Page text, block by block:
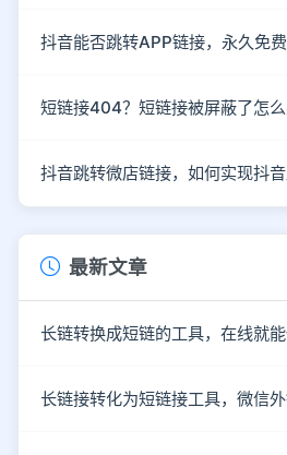
抖音能否跳转APP链接，永久免
短链接404？短链接被屏蔽了怎么
抖音跳转微店链接，如何实现抖音
最新文章
长链转换成短链的工具，在线就
长链接转化为短链接工具，微信